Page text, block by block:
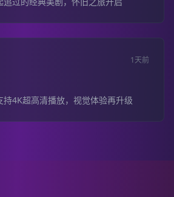
1天前
持4K超高清播放，视觉体验再升级